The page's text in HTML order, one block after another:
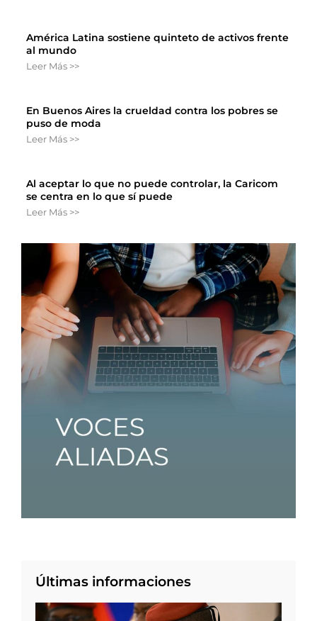
América Latina sostiene quinteto de activos frente
al mundo
Leer Más >>
En Buenos Aires la crueldad contra los pobres se
puso de moda
Leer Más >>
Al aceptar lo que no puede controlar, la Caricom
se centra en lo que sí puede
Leer Más >>
Últimas informaciones